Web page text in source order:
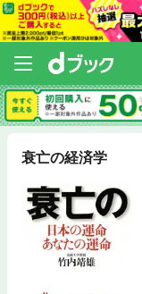
衰亡の経済学